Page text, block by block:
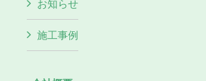
お知らせ
施工事例